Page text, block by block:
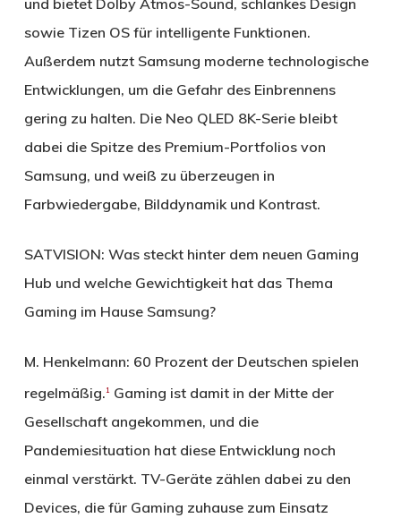
sowie Tizen OS für intelligente Funktionen.
Außerdem nutzt Samsung moderne technologische
Entwicklungen, um die Gefahr des Einbrennens
gering zu halten. Die Neo QLED 8K-Serie bleibt
dabei die Spitze des Premium-Portfolios von
Samsung, und weiß zu überzeugen in
Farbwiedergabe, Bilddynamik und Kontrast.
SATVISION: Was steckt hinter dem neuen Gaming
Hub und welche Gewichtigkeit hat das Thema
Gaming im Hause Samsung?
M. Henkelmann: 60 Prozent der Deutschen spielen
regelmäßig. 1Gaming ist damit in der Mitte der
Gesellschaft angekommen, und die
Pandemiesituation hat diese Entwicklung noch
einmal verstärkt. TV-Geräte zählen dabei zu den
Devices, die für Gaming zuhause zum Einsatz